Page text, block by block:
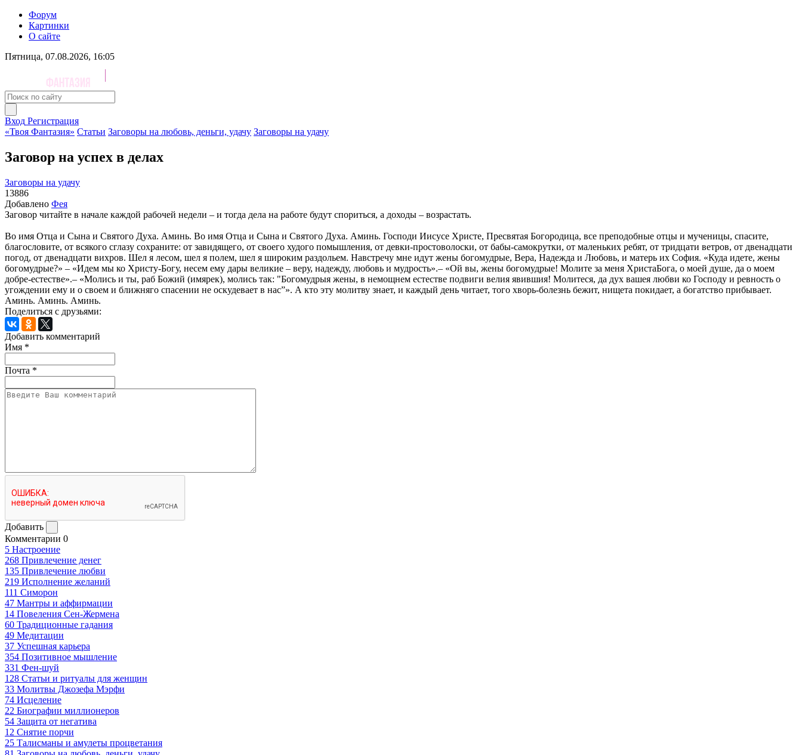
Форум
Картинки
О сайте
Пятница, 07.08.2026, 16:05
Вход Регистрация
«Твоя Фантазия» Статьи Заговоры на любовь, деньги, удачу Заговоры на удачу
Заговор на успех в делах
Заговоры на удачу
13886
Добавлено Фея
Заговор читайте в начале каждой рабочей недели – и тогда дела на работе будут спориться, а доходы – возрастать.
Во имя Отца и Сына и Святого Духа. Аминь. Во имя Отца и Сына и Святого Духа. Аминь. Господи Иисусе Христе, Пресвятая Богородица, все преподобные отцы и мученицы, спасите,
благословите, от всякого сглазу сохраните: от завидящего, от своего худого помышления, от девки‑простоволоски, от бабы‑самокрутки, от маленьких ребят, от тридцати ветров, от двенадцати
погод, от двенадцати вихров. Шел я лесом, шел я полем, шел я широким раздольем. Навстречу мне идут жены богомудрые, Вера, Надежда и Любовь, и матерь их София. «Куда идете, жены
богомудрые?» – «Идем мы ко Христу‑Богу, несем ему дары великие – веру, надежду, любовь и мудрость».– «Ой вы, жены богомудрые! Молите за меня ХристаБога, о моей душе, да о моем
добре‑естестве».– «Молись и ты, раб Божий (имярек), молись так: "Богомудрыя жены, в немощнем естестве подвиги велия явившия! Молитеся, да дух вашея любви ко Господу и ревность о
угождении ему и о своем и ближняго спасении не оскудевает в нас”». А кто эту молитву знает, и каждый день читает, того хворь‑болезнь бежит, нищета покидает, а богатство прибывает.
Аминь. Аминь. Аминь.
Поделиться с друзьями:
Добавить комментарий
Имя *
Почта *
Добавить
Комментарии 0
5 Настроение
268 Привлечение денег
135 Привлечение любви
219 Исполнение желаний
111 Симорон
47 Мантры и аффирмации
14 Повеления Сен-Жермена
60 Традиционные гадания
49 Медитации
37 Успешная карьера
354 Позитивное мышление
331 Фен-шуй
128 Статьи и ритуалы для женщин
33 Молитвы Джозефа Мэрфи
74 Исцеление
22 Биографии миллионеров
54 Защита от негатива
12 Снятие порчи
25 Талисманы и амулеты процветания